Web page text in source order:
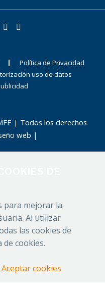
Política de Privacidad
uso de datos
| Todos los derechos
web |
para mejorar la
Al utilizar
las cookies de
cookies.
Aceptar cookies